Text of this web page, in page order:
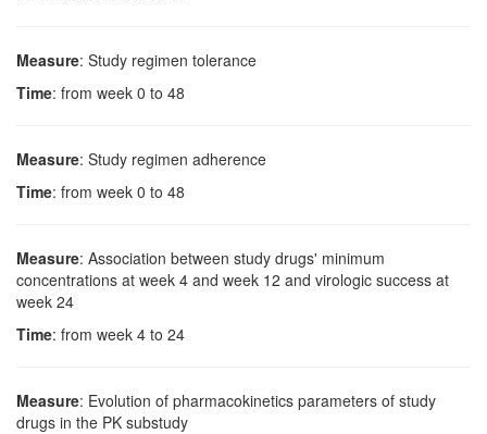
Measure: Study regimen tolerance
Time: from week 0 to 48
Measure: Study regimen adherence
Time: from week 0 to 48
Measure: Association between study drugs' minimum
concentrations at week 4 and week 12 and virologic success at
week 24
Time: from week 4 to 24
Measure: Evolution of pharmacokinetics parameters of study
drugs in the PK substudy